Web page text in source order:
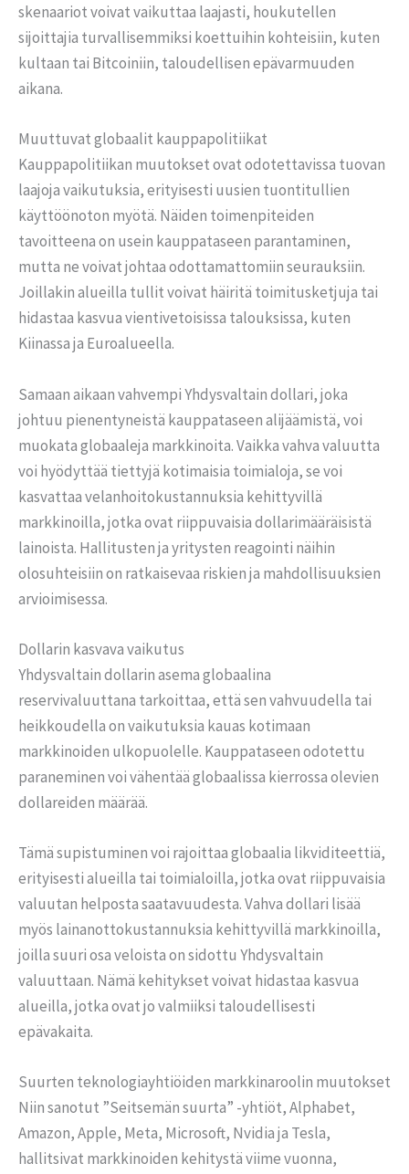
skenaariot voivat vaikuttaa laajasti, houkutellen
sijoittajia turvallisemmiksi koettuihin kohteisiin, kuten
kultaan tai Bitcoiniin, taloudellisen epävarmuuden
aikana.
Muuttuvat globaalit kauppapolitiikat
Kauppapolitiikan muutokset ovat odotettavissa tuovan
laajoja vaikutuksia, erityisesti uusien tuontitullien
käyttöönoton myötä. Näiden toimenpiteiden
tavoitteena on usein kauppataseen parantaminen,
mutta ne voivat johtaa odottamattomiin seurauksiin.
Joillakin alueilla tullit voivat häiritä toimitusketjuja tai
hidastaa kasvua vientivetoisissa talouksissa, kuten
Kiinassa ja Euroalueella.
Samaan aikaan vahvempi Yhdysvaltain dollari, joka
johtuu pienentyneistä kauppataseen alijäämistä, voi
muokata globaaleja markkinoita. Vaikka vahva valuutta
voi hyödyttää tiettyjä kotimaisia toimialoja, se voi
kasvattaa velanhoitokustannuksia kehittyvillä
markkinoilla, jotka ovat riippuvaisia dollarimääräisistä
lainoista. Hallitusten ja yritysten reagointi näihin
olosuhteisiin on ratkaisevaa riskien ja mahdollisuuksien
arvioimisessa.
Dollarin kasvava vaikutus
Yhdysvaltain dollarin asema globaalina
reservivaluuttana tarkoittaa, että sen vahvuudella tai
heikkoudella on vaikutuksia kauas kotimaan
markkinoiden ulkopuolelle. Kauppataseen odotettu
paraneminen voi vähentää globaalissa kierrossa olevien
dollareiden määrää.
Tämä supistuminen voi rajoittaa globaalia likviditeettiä,
erityisesti alueilla tai toimialoilla, jotka ovat riippuvaisia
valuutan helposta saatavuudesta. Vahva dollari lisää
myös lainanottokustannuksia kehittyvillä markkinoilla,
joilla suuri osa veloista on sidottu Yhdysvaltain
valuuttaan. Nämä kehitykset voivat hidastaa kasvua
alueilla, jotka ovat jo valmiiksi taloudellisesti
epävakaita.
Suurten teknologiayhtiöiden markkinaroolin muutokset
Niin sanotut ”Seitsemän suurta” -yhtiöt, Alphabet,
Amazon, Apple, Meta, Microsoft, Nvidia ja Tesla,
hallitsivat markkinoiden kehitystä viime vuonna,